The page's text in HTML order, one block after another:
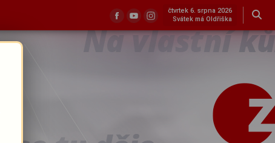
čtvrtek 6. srpna 2026
Svátek má Oldřiška